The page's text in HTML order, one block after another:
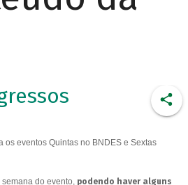
eventos Quintas no BNDES e Sextas
do evento, podendo haver alguns